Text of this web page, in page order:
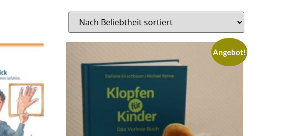
Angebot!